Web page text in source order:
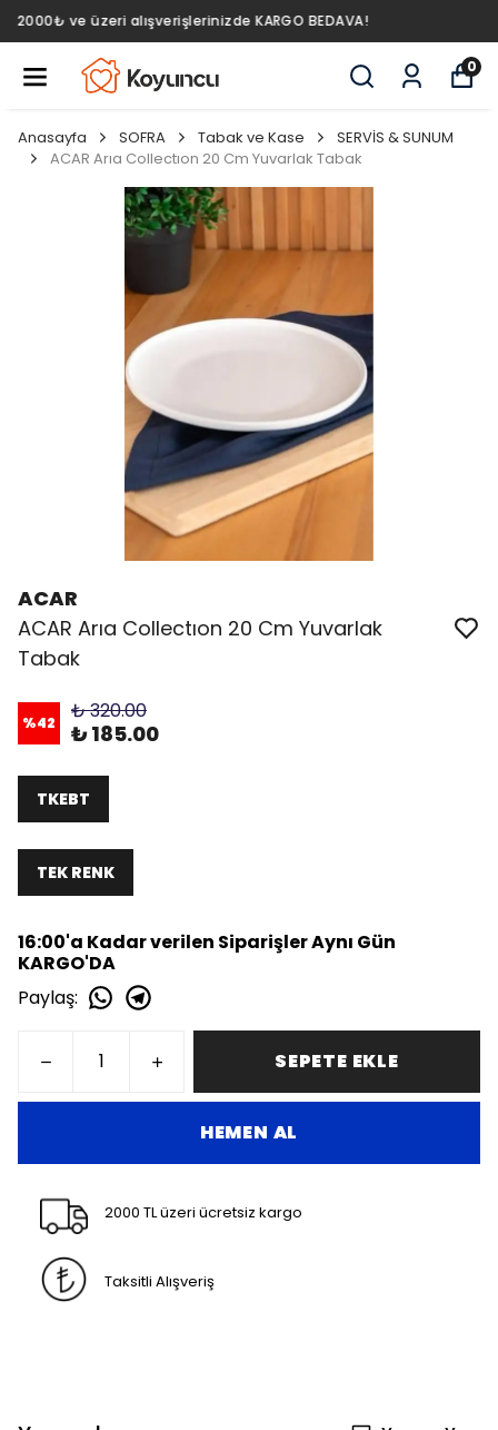
2000₺ ve üzeri alışverişlerinizde KARGO BEDAVA!
0
Anasayfa SOFRA Tabak ve Kase
SERVİS & SUNUM
ACAR Arıa Collectıon 20 Cm Yuvarlak Tabak
ACAR
ACAR Arıa Collectıon 20 Cm Yuvarlak
Tabak
%42 ₺ 320.00
₺ 185.00
TKEBT
TEK RENK
16:00'a Kadar verilen Siparişler Aynı Gün
KARGO'DA
Paylaş:
SEPETE EKLE
HEMEN AL
2000 TL üzeri ücretsiz kargo
Taksitli Alışveriş